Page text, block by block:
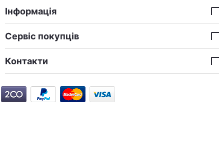
Інформація
Сервіс покупців
Контакти